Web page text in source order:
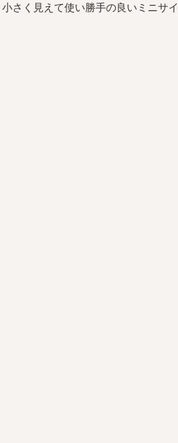
さく見えて使い勝手の良いミニサイ